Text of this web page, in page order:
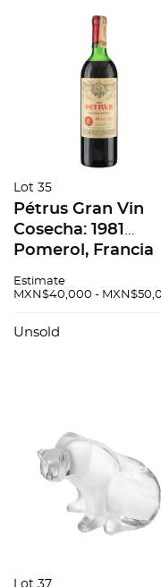
Lot 35
Pétrus Gran Vin
Cosecha: 1981
Pomerol, Francia
superior 91 / 100
Estimate
MXN$40,000 -
Unsold
Lot 37